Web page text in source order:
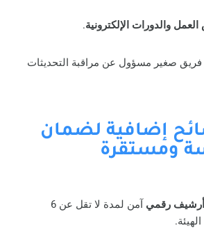
والدورات الإلكترونية.
صغير مسؤول عن مراقبة التحديثات
إضافية لضمان
ومستقرة
أرشيف رقمي
آمن لمدة لا تقل عن 6